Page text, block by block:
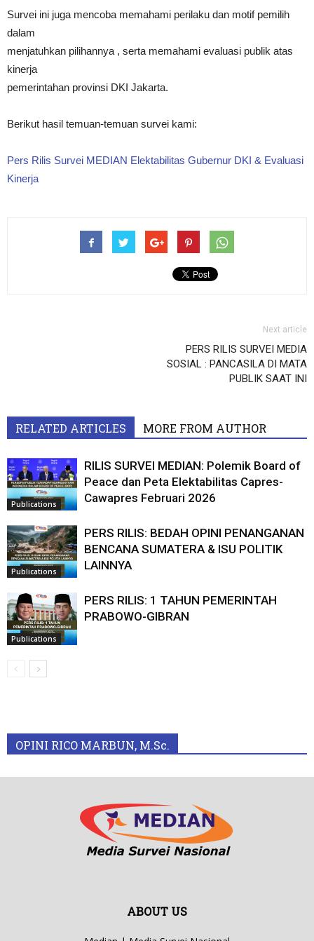
Survei ini juga mencoba memahami perilaku dan motif pemilih
dalam
menjatuhkan pilihannya , serta memahami evaluasi publik atas
kinerja
pemerintahan provinsi DKI Jakarta.
Berikut hasil temuan-temuan survei kami:
Pers Rilis Survei MEDIAN Elektabilitas Gubernur DKI & Evaluasi
Kinerja
Next article
PERS RILIS SURVEI MEDIA
SOSIAL : PANCASILA DI MATA
PUBLIK SAAT INI
RELATED ARTICLES MORE FROM AUTHOR
Publications
RILIS SURVEI MEDIAN: Polemik Board of
Peace dan Peta Elektabilitas Capres-
Cawapres Februari 2026
Publications
PERS RILIS: BEDAH OPINI PENANGANAN
BENCANA SUMATERA & ISU POLITIK
LAINNYA
Publications
PERS RILIS: 1 TAHUN PEMERINTAH
PRABOWO-GIBRAN
OPINI RICO MARBUN, M.Sc.
ABOUT US